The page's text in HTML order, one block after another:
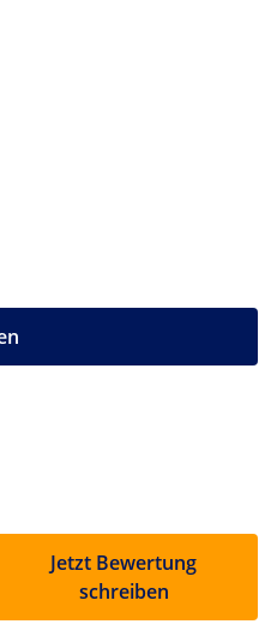
Jetzt Bewertung
schreiben